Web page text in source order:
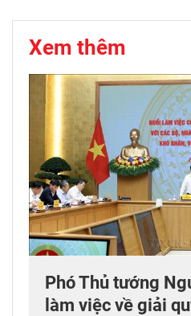
Xem thêm
Phó Thủ tướng
làm việc về giải